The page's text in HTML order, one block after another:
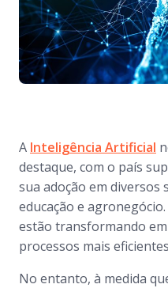
A Inteligência Artificial
destaque, com o país
sua adoção em diversos
educação e
estão transformando
processos mais
No entanto, à medida